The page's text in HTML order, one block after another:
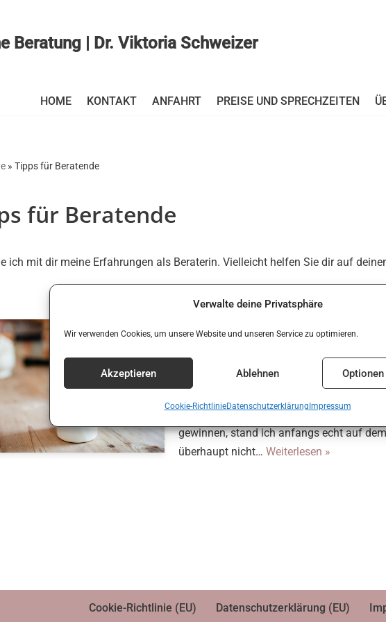
Verwalte deine Privatsphäre
Wir verwenden Cookies, um unsere Website und unseren Service zu optimieren.
Akzeptieren Ablehnen
Cookie-RichtlinieDatenschutzerklärung Impressum
Beratung | Dr. Viktoria Schweizer
HOME KONTAKT ANFAHRT PREISE UND SPRECHZEITEN
» Tipps für Beratende
für Beratende
ich mit dir meine Erfahrungen als Beraterin. Vielleicht helfen Sie dir auf
Für Berater*innen:
Angebot
August 18, 2021
Wenn es darum geht neue Klient*innen
gewinnen, stand ich anfangs echt auf
überhaupt nicht…Weiterlesen »
Cookie-Richtlinie (EU) Datenschutzerklärung (EU)